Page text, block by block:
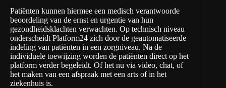
Patiënten kunnen hiermee een medisch verantwoorde
beoordeling van de ernst en urgentie van hun
gezondheidsklachten verwachten. Op technisch niveau
onderscheidt Platform24 zich door de geautomatiseerde
indeling van patiënten in een zorgniveau. Na de
individuele toewijzing worden de patiënten direct op het
platform verder begeleidt. Of het nu via video, chat, of
het maken van een afspraak met een arts of in het
ziekenhuis is.